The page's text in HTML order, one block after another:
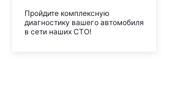
Пройдите комплексную
диагностику вашего автомобиля
в сети наших СТО!